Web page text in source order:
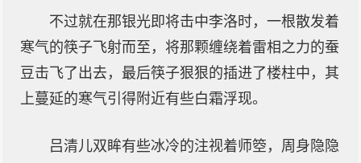
不过就在那银光即将击中李洛时，一根散发着
寒气的筷子飞射而至，将那颗缠绕着雷相之力的蚕
豆击飞了出去，最后筷子狠狠的插进了楼柱中，其
上蔓延的寒气引得附近有些白霜浮现。
吕清儿双眸有些冰冷的注视着师箜，周身隐隐